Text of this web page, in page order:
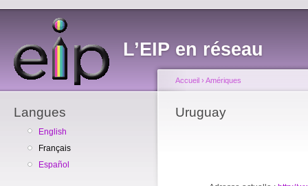
L’EIP en réseau
Langues
English
Français
Español
Accueil › Amériques
Uruguay